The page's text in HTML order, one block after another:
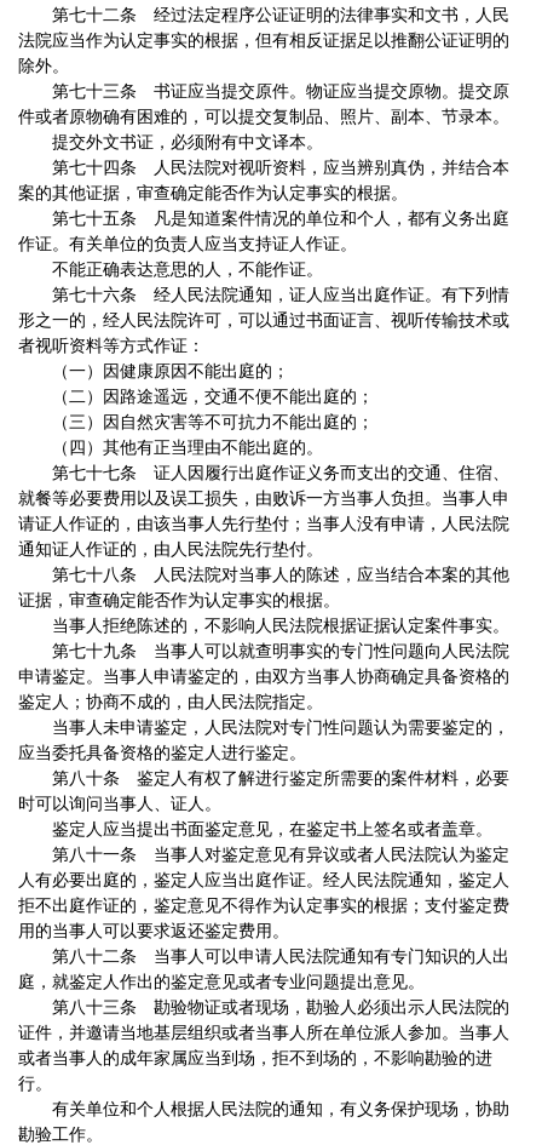
第七十二条 经过法定程序公证证明的法律事实和文书，人民
法院应当作为认定事实的根据，但有相反证据足以推翻公证证明的
除外。
第七十三条 书证应当提交原件。物证应当提交原物。提交原
件或者原物确有困难的，可以提交复制品、照片、副本、节录本。
提交外文书证，必须附有中文译本。
第七十四条 人民法院对视听资料，应当辨别真伪，并结合本
案的其他证据，审查确定能否作为认定事实的根据。
第七十五条 凡是知道案件情况的单位和个人，都有义务出庭
作证。有关单位的负责人应当支持证人作证。
不能正确表达意思的人，不能作证。
第七十六条 经人民法院通知，证人应当出庭作证。有下列情
形之一的，经人民法院许可，可以通过书面证言、视听传输技术或
者视听资料等方式作证：
（一）因健康原因不能出庭的；
（二）因路途遥远，交通不便不能出庭的；
（三）因自然灾害等不可抗力不能出庭的；
（四）其他有正当理由不能出庭的。
第七十七条 证人因履行出庭作证义务而支出的交通、住宿、
就餐等必要费用以及误工损失，由败诉一方当事人负担。当事人申
请证人作证的，由该当事人先行垫付；当事人没有申请，人民法院
通知证人作证的，由人民法院先行垫付。
第七十八条 人民法院对当事人的陈述，应当结合本案的其他
证据，审查确定能否作为认定事实的根据。
当事人拒绝陈述的，不影响人民法院根据证据认定案件事实。
第七十九条 当事人可以就查明事实的专门性问题向人民法院
申请鉴定。当事人申请鉴定的，由双方当事人协商确定具备资格的
鉴定人；协商不成的，由人民法院指定。
当事人未申请鉴定，人民法院对专门性问题认为需要鉴定的，
应当委托具备资格的鉴定人进行鉴定。
第八十条 鉴定人有权了解进行鉴定所需要的案件材料，必要
时可以询问当事人、证人。
鉴定人应当提出书面鉴定意见，在鉴定书上签名或者盖章。
第八十一条 当事人对鉴定意见有异议或者人民法院认为鉴定
人有必要出庭的，鉴定人应当出庭作证。经人民法院通知，鉴定人
拒不出庭作证的，鉴定意见不得作为认定事实的根据；支付鉴定费
用的当事人可以要求返还鉴定费用。
第八十二条 当事人可以申请人民法院通知有专门知识的人出
庭，就鉴定人作出的鉴定意见或者专业问题提出意见。
第八十三条 勘验物证或者现场，勘验人必须出示人民法院的
证件，并邀请当地基层组织或者当事人所在单位派人参加。当事人
或者当事人的成年家属应当到场，拒不到场的，不影响勘验的进
行。
有关单位和个人根据人民法院的通知，有义务保护现场，协助
勘验工作。